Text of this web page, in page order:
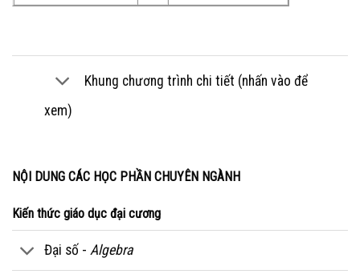
Khung chương trình chi tiết (nhấn vào để
xem)
NỘI DUNG CÁC HỌC PHẦN CHUYÊN NGÀNH
Kiến thức giáo dục đại cương
Đại số -Algebra